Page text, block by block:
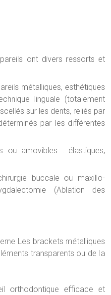
ont divers ressorts et
métalliques, esthétiques
linguale (totalement
sur les dents, reliés par
par les différentes
ou amovibles : élastiques,
buccale ou maxillo-
(Ablation des
Les brackets métalliques
transparents ou de la
orthodontique efficace et